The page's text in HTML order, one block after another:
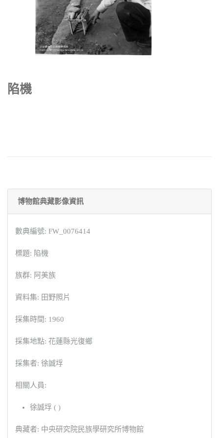
陷機
博物館典藏影像資訊
數典編號: FW_0076414
標題: 陷機
族群: 阿美族
資料集: 田野照片
採集時間: 1960
採集地點: 花蓮縣光復鄉
採集者: 徐誠垺
相關人員:
徐誠垺 ( )
典藏者: 中央研究院民族學研究所博物館